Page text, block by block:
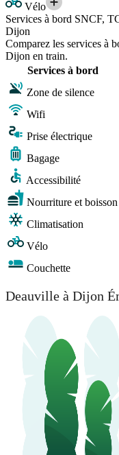
Vélo
Services à bord SNCF,
Dijon
Comparez les services à
Dijon en train.
Services à bord
Zone de silence
Wifi
Prise électrique
Bagage
Accessibilité
Nourriture et boisson
Climatisation
Vélo
Couchette
Deauville à Dijon